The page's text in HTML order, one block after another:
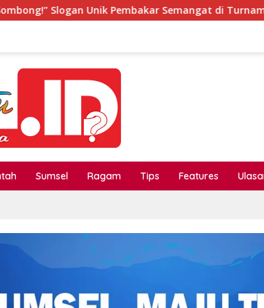
Pembakar Semangat di Turnamen Tenis Meja PTM
Sumsel Ragam Tips Features